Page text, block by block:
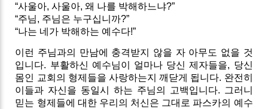
“사울아, 사울아, 왜 나를 박해하느냐?”
“주님, 주님은 누구십니까?”
“나는 네가 박해하는 예수다!”
이런 주님과의 만남에 충격받지 않을 자 아무도 없을 것
입니다. 부활하신 예수님이 얼마나 당신 제자들을, 당신
몸인 교회의 형제들을 사랑하는지 깨닫게 됩니다. 완전히
이들과 자신을 동일시 하는 주님의 고백입니다. 그러니
믿는 형제들에 대한 우리의 처신은 그대로 파스카의 예수